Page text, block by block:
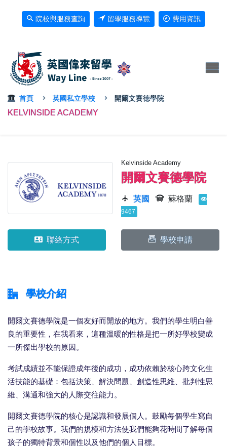
院校與服務查詢 留學服務導覽 費用資訊
首頁 英國私立學校 開爾文賽德學院
KELVINSIDE ACADEMY
Kelvinside Academy
開爾文賽德學院
英國 蘇格蘭
9467
聯絡方式 學校申請
學校介紹
開爾文賽德學院是一個友好而開放的地方。我們的學生明白善
良的重要性，在我看來，這種溫暖的性格是把一所好學校變成
一所傑出學校的原因。
考試成績並不能保證成年後的成功，成功依賴於核心跨文化生
活技能的基礎：包括決策、解決問題、創造性思維、批判性思
維、溝通和強大的人際交往能力。
開爾文賽德學院的核心是認識和發展個人。鼓勵每個學生寫自
己的學校故事。我們的規模和方法使我們能夠花時間了解每個
孩子的獨特背景和個性以及他們的個人目標。